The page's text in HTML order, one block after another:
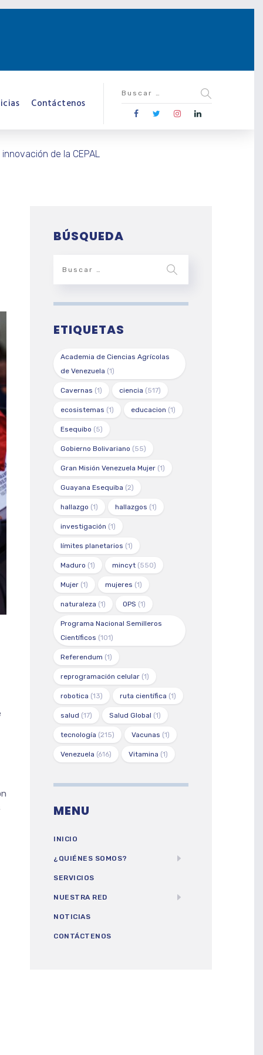
Contáctenos
de la CEPAL
BÚSQUEDA
ETIQUETAS
Academia de Ciencias Agrícolas
de Venezuela (1)
Cavernas (1) ciencia (517)
ecosistemas (1) educacion (1)
Esequibo (5)
Gobierno Bolivariano (55)
Gran Misión Venezuela Mujer (1)
Guayana Esequiba (2)
hallazgo (1) hallazgos (1)
investigación (1)
límites planetarios (1)
Maduro (1) mincyt (550)
Mujer (1) mujeres (1)
naturaleza (1) OPS (1)
Programa Nacional Semilleros
Científicos (101)
Referendum (1)
reprogramación celular (1)
robotica (13) ruta científica (1)
salud (17) Salud Global (1)
tecnología (215) Vacunas (1)
Venezuela (616) Vitamina (1)
MENU
INICIO
¿QUIÉNES SOMOS?
SERVICIOS
NUESTRA RED
NOTICIAS
CONTÁCTENOS